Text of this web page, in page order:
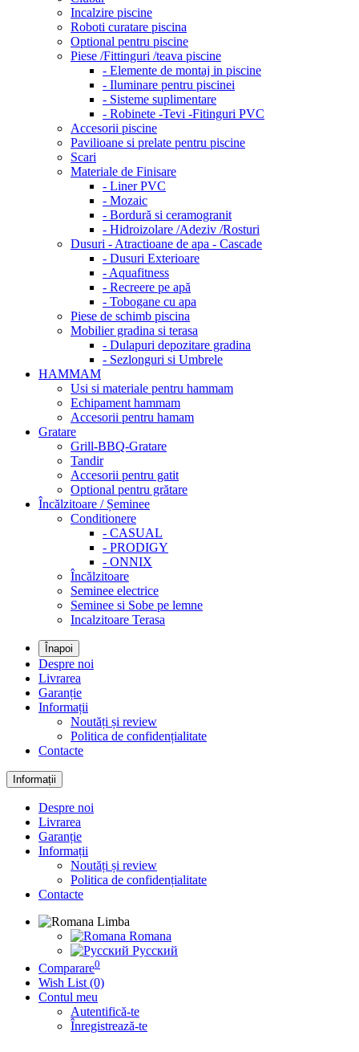
Incalzire piscine
Roboti curatare piscina
Optional pentru piscine
Piese /Fittinguri /teava piscine
- Elemente de montaj in piscine
- Iluminare pentru piscinei
- Sisteme suplimentare
- Robinete -Tevi -Fitinguri PVC
Accesorii piscine
Pavilioane si prelate pentru piscine
Scari
Materiale de Finisare
- Liner PVC
- Mozaic
- Bordură si ceramogranit
- Hidroizolare /Adeziv /Rosturi
Dusuri - Atractioane de apa - Cascade
- Dusuri Exterioare
- Aquafitness
- Recreere pe apă
- Tobogane cu apa
Piese de schimb piscina
Mobilier gradina si terasa
- Dulapuri depozitare gradina
- Sezlonguri si Umbrele
HAMMAM
Usi si materiale pentru hammam
Echipament hammam
Accesorii pentru hamam
Gratare
Grill-BBQ-Gratare
Tandir
Accesorii pentru gatit
Optional pentru grătare
Încălzitoare / Șeminee
Conditionere
- CASUAL
- PRODIGY
- ONNIX
Încălzitoare
Seminee electrice
Seminee si Sobe pe lemne
Incalzitoare Terasa
Înapoi
Despre noi
Livrarea
Garanție
Informații
Noutăți și review
Politica de confidențialitate
Contacte
Informații
Despre noi
Livrarea
Garanție
Informații
Noutăți și review
Politica de confidențialitate
Contacte
Limba
Romana
Русский
Comparare0
Wish List (0)
Contul meu
Autentifică-te
Înregistrează-te